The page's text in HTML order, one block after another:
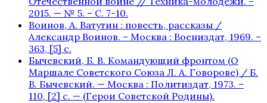
2015. — № 5. – С. 7-10.
Воинов, А. Ватутин : повесть, рассказы /
Александр Воинов. – Москва : Воениздат, 1969. –
363, [5] с.
Бычевский, Б. В. Командующий фронтом (О
Маршале Советского Союза Л. А. Говорове) / Б.
В. Бычевский. — Москва : Политиздат, 1973. –
110, [2] с. — (Герои Советской Родины).